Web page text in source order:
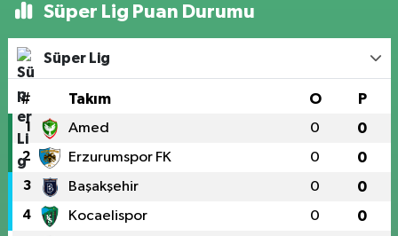
Süper Lig Puan Durumu
Süper Lig
# Takım O P
1 Amed 0 0
2 Erzurumspor FK 0 0
3 Başakşehir 0 0
4 Kocaelispor 0 0